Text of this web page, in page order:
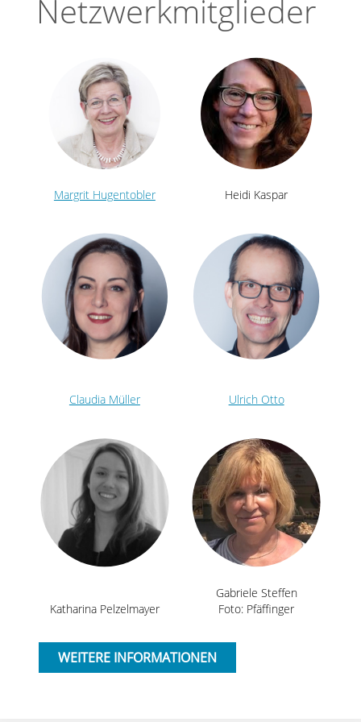
Netzwerkmitglieder
Margrit Hugentobler Heidi Kaspar
Claudia Müller Ulrich Otto
Katharina Pelzelmayer
Gabriele Steffen
Foto: Pfäffinger
WEITERE INFORMATIONEN